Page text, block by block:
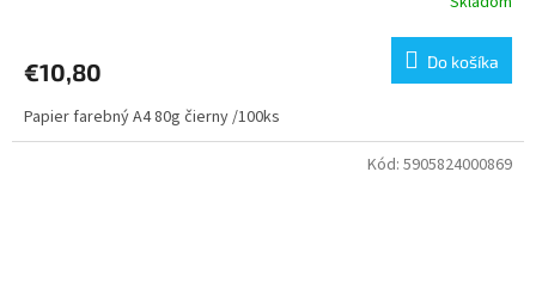
€10,80 Do košíka
Papier farebný A4 80g čierny /100ks
Kód: 5905824000869